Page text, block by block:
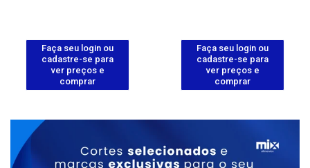
Faça seu login ou
cadastre-se para
ver preços e
comprar
Faça seu login ou
cadastre-se para
ver preços e
comprar